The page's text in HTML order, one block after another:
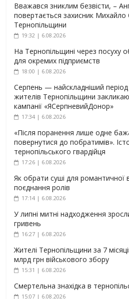
Вважався зниклим безвісти, –
повертається захисник Михайло
Тернопільщини
19:32 | 6.08.2026
На Тернопільщині через посуху
для окремих підприємств
18:00 | 6.08.2026
Серпень — найскладніший
жителів Тернопільщини
кампанії «ЯСерпневийДонор»
17:34 | 6.08.2026
«Після поранення лише одне
повернутися до побратимів».
тернопільського гвардійця
17:26 | 6.08.2026
Як обрати суші для романтичної
поєднання ролів
17:14 | 6.08.2026
У липні митні надходження
гривень
16:27 | 6.08.2026
Жителі Тернопільщини за 7
млрд грн військового збору
15:31 | 6.08.2026
Смертельна знахідка в
15:07 | 6.08.2026